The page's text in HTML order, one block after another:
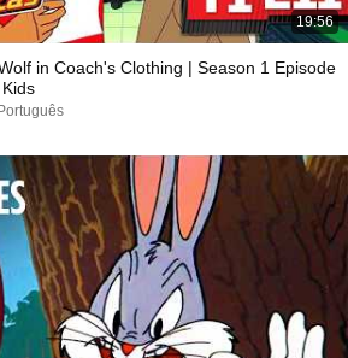
19:56
in Coach's Clothing | Season 1 Episode